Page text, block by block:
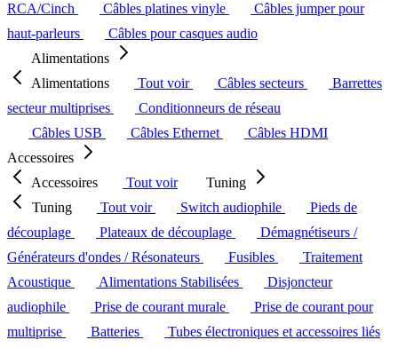
RCA/Cinch
Câbles platines vinyle
Câbles jumper pour
haut-parleurs
Câbles pour casques audio
Alimentations
Alimentations
Tout voir Câbles secteurs
Barrettes
secteur multiprises
Conditionneurs de réseau
Câbles USB
Câbles Ethernet
Câbles HDMI
Accessoires
Accessoires
Tout voir
Tuning
Tuning
Tout voir Switch audiophile
Pieds de
découplage
Plateaux de découplage
Démagnétiseurs /
Générateurs d'ondes / Résonateurs
Fusibles
Traitement
Acoustique
Alimentations Stabilisées
Disjoncteur
audiophile
Prise de courant murale
Prise de courant pour
multiprise
Batteries
Tubes électroniques et accessoires liés